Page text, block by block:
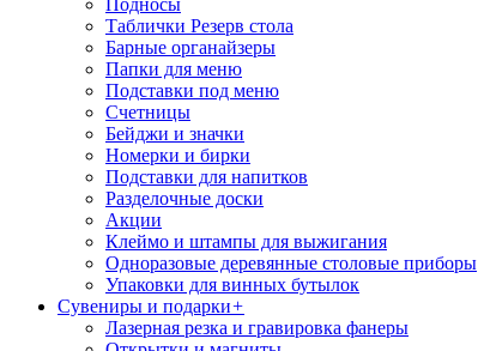
Подносы
Таблички Резерв стола
Барные органайзеры
Папки для меню
Подставки под меню
Счетницы
Бейджи и значки
Номерки и бирки
Подставки для напитков
Разделочные доски
Акции
Клеймо и штампы для выжигания
Одноразовые деревянные столовые приборы
Упаковки для винных бутылок
Сувениры и подарки+
Лазерная резка и гравировка фанеры